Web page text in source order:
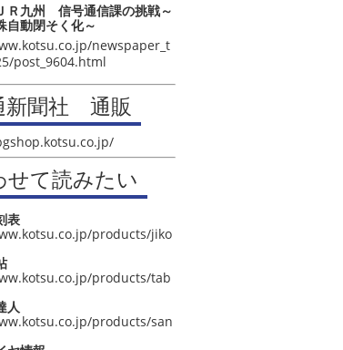
九州 信号通信課の挑戦～
自動閉そく化～
newspaper_t
post_9604.html
新聞社 通販
せて読みたい
表
products/jiko
products/tab
人
products/san